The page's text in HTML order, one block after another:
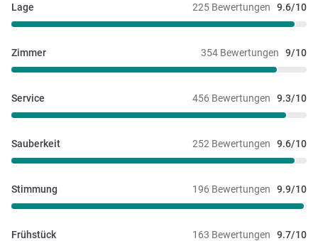
225 Bewertungen 9.6/10
Lage
354 Bewertungen 9/10
Zimmer
456 Bewertungen 9.3/10
Service
252 Bewertungen 9.6/10
Sauberkeit
196 Bewertungen 9.9/10
Stimmung
163 Bewertungen 9.7/10
Frühstück